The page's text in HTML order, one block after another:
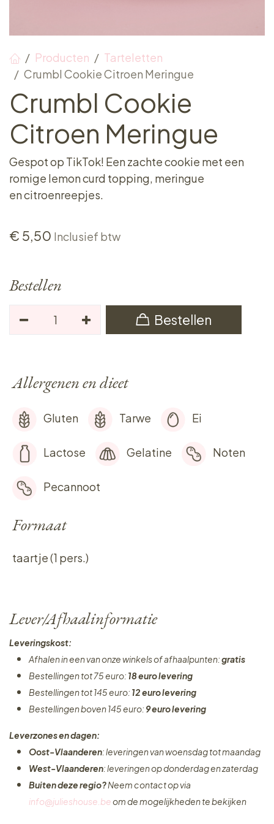
Producten
Tarteletten
Crumbl Cookie Citroen Meringue
Crumbl Cookie
Citroen Meringue
Gespot op TikTok! Een zachte cookie met een
romige lemon curd topping, meringue
en citroenreepjes.
€ 5,50 Inclusief btw
Bestellen
Bestellen
Allergenen en dieet
Gluten Tarwe Ei
Lactose Gelatine Noten
Pecannoot
Formaat
taartje (1 pers.)
Lever/Afhaalinformatie
Leveringskost:
Afhalen in een van onze winkels of afhaalpunten:gratis
Bestellingen tot 75 euro: 18 euro levering
Bestellingen tot 145 euro: 12 euro levering
Bestellingen boven 145 euro: 9 euro levering
Leverzones en dagen:
Oost-Vlaanderen: leveringen van woensdag tot maandag
West-Vlaanderen: leveringen op donderdag en zaterdag
Buiten deze regio?Neem contact op via
info@julieshouse.beom de mogelijkheden te bekijken